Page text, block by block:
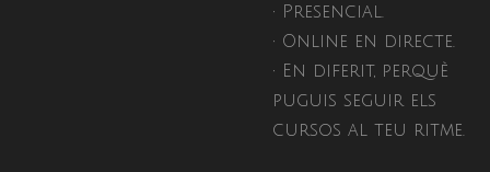
• Presencial.
• Online en directe.
• En diferit, perquè
puguis seguir els
cursos al teu ritme.